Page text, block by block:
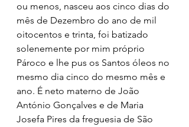
ou menos, nasceu aos cinco dias do
mês de Dezembro do ano de mil
oitocentos e trinta, foi batizado
solenemente por mim próprio
Pároco e lhe pus os Santos óleos no
mesmo dia cinco do mesmo mês e
ano. É neto materno de João
António Gonçalves e de Maria
Josefa Pires da freguesia de São